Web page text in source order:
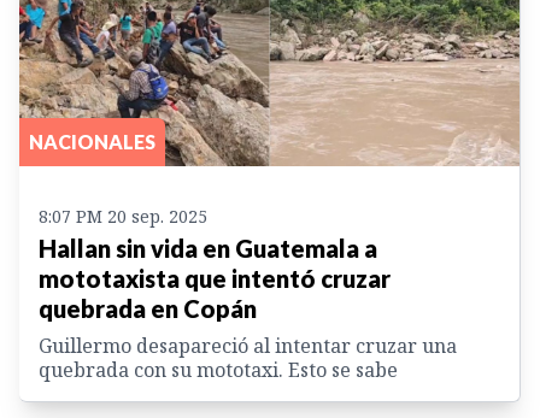
NACIONALES
8:07 PM 20 sep. 2025
Hallan sin vida en Guatemala a
mototaxista que intentó cruzar
quebrada en Copán
Guillermo desapareció al intentar cruzar una
quebrada con su mototaxi. Esto se sabe